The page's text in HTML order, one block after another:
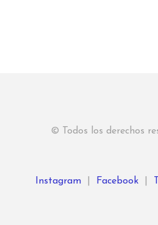
© Todos los derechos
Instagram Facebook